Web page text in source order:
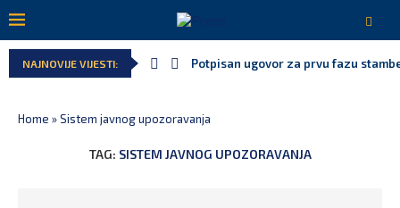
NAJNOVIJE VIJESTI: Potpisan ugovor za prvu fazu
Home »Sistem javnog upozoravanja
TAG: SISTEM JAVNOG UPOZORAVANJA